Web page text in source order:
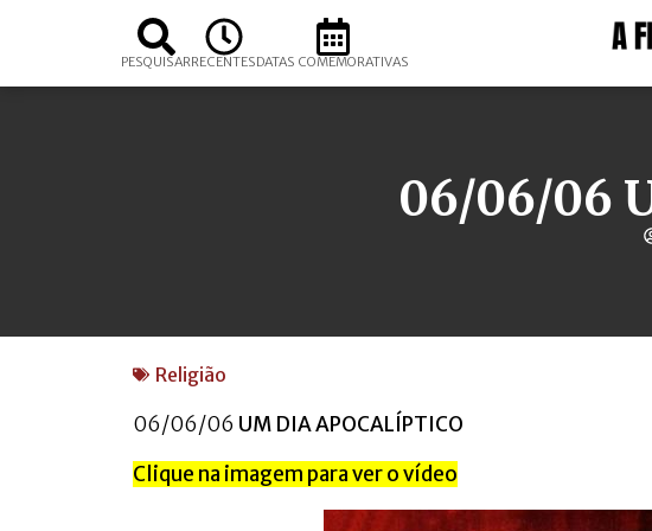
PESQUISARRECENTESDATAS COMEMORATIVAS
06/06/06
Religião
06/06/06 UM DIA APOCALÍPTICO
Clique na imagem para ver o vídeo